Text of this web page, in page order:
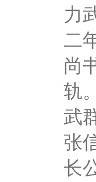
力
二
尚
轨
武
张
长